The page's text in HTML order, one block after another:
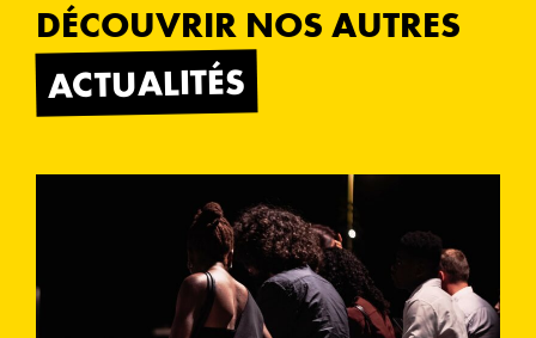
DÉCOUVRIR NOS AUTRES
ACTUALITÉS